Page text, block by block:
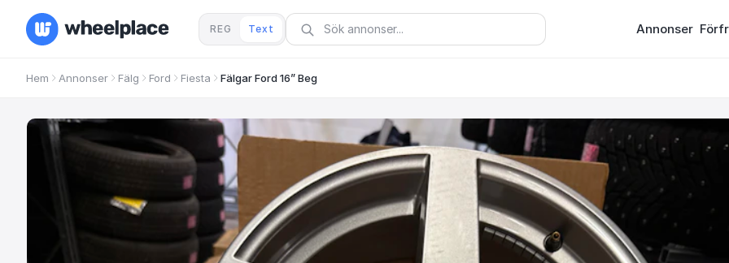
REG Text Annonser
Hem Annonser Fälg Ford Fiesta Fälgar Ford 16” Beg